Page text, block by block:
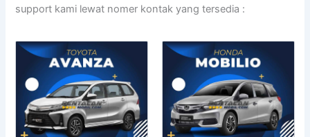
support kami lewat nomer kontak yang tersedia :